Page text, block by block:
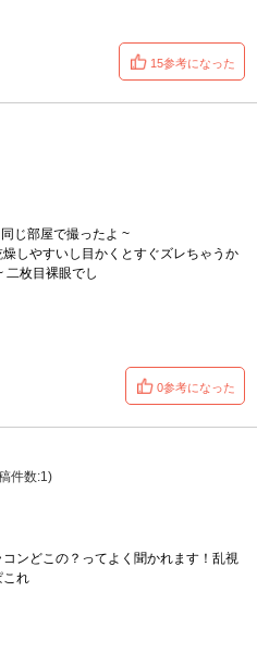
15参考になった
じ部屋で撮ったよ ~
しやすいし目かくとすぐズレちゃうか
二枚目裸眼でし
0参考になった
件数:1)
ンどこの？ってよく聞かれます！乱視
これ